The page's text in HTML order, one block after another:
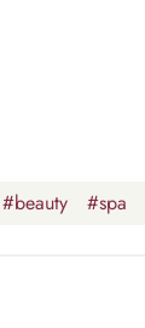
#beauty #spa